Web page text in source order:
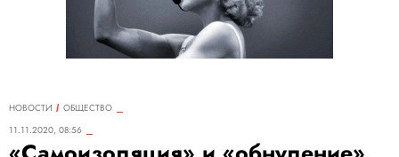
НОВОСТИ
ОБЩЕСТВО
11.11.2020, 08:56